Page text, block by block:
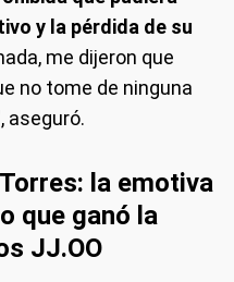
y la pérdida de su
me dijeron que
no tome de ninguna
aseguró.
la emotiva
que ganó la
JJ.OO